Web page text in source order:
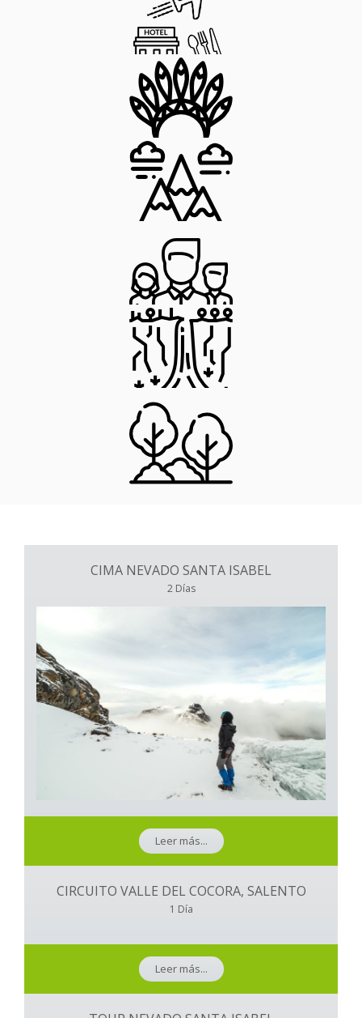
CIMA NEVADO SANTA ISABEL
2 Días
Leer más...
CIRCUITO VALLE DEL COCORA, SALENTO
1 Día
Leer más...